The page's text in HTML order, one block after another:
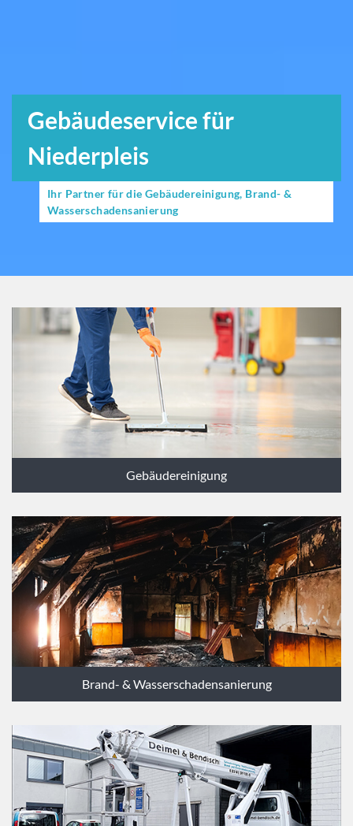
Gebäudeservice für
Niederpleis
Ihr Partner für die Gebäudereinigung, Brand- &
Wasserschadensanierung
Gebäudereinigung
Brand- & Wasserschadensanierung